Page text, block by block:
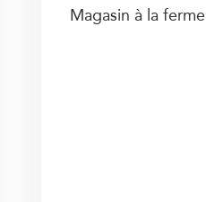
Magasin à la ferme